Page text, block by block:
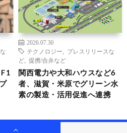
2026.07.30
テクノロジー
プレスリリースな
ど
提携/合弁など
関西電力や大和ハウスなど6
者、滋賀・米原でグリーン水
素の製造・活用促進へ連携